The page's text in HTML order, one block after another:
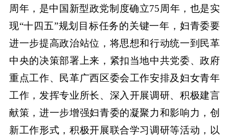
周年，是中国新型政党制度确立75周年，也是实
现“十四五”规划目标任务的关键一年，妇青委要
进一步提高政治站位，将思想和行动统一到民革
中央的决策部署上来，紧扣当地中共党委、政府
重点工作、民革广西区委会工作安排及妇女青年
工作，发挥专业所长、深入开展调研、积极建言
献策，进一步增强妇青委的凝聚力和影响力，创
新工作形式，积极开展联合学习调研等活动，以